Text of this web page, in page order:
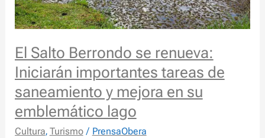
El Salto Berrondo se renueva:
Iniciarán importantes tareas de
saneamiento y mejora en su
emblemático lago
Cultura, Turismo/ PrensaObera
tareas
de
y
mejora
en
su
emblemático
lago